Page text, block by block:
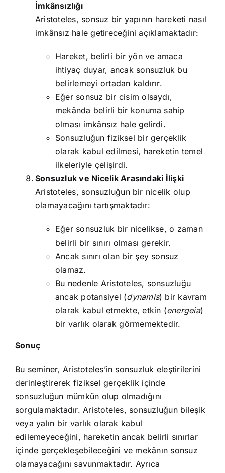
İmkânsızlığı
Aristoteles, sonsuz bir yapının hareketi nasıl
imkânsız hale getireceğini açıklamaktadır:
Hareket, belirli bir yön ve amaca
ihtiyaç duyar, ancak sonsuzluk bu
belirlemeyi ortadan kaldırır.
Eğer sonsuz bir cisim olsaydı,
mekânda belirli bir konuma sahip
olması imkânsız hale gelirdi.
Sonsuzluğun fiziksel bir gerçeklik
olarak kabul edilmesi, hareketin temel
ilkeleriyle çelişirdi.
Sonsuzluk ve Nicelik Arasındaki İlişki
Aristoteles, sonsuzluğun bir nicelik olup
olamayacağını tartışmaktadır:
Eğer sonsuzluk bir nicelikse, o zaman
belirli bir sınırı olması gerekir.
Ancak sınırı olan bir şey sonsuz
olamaz.
Bu nedenle Aristoteles, sonsuzluğu
ancak potansiyel (dynamis) bir kavram
olarak kabul etmekte, etkin (energeia)
bir varlık olarak görmemektedir.
Sonuç
Bu seminer, Aristoteles’in sonsuzluk eleştirilerini
derinleştirerek fiziksel gerçeklik içinde
sonsuzluğun mümkün olup olmadığını
sorgulamaktadır. Aristoteles, sonsuzluğun bileşik
veya yalın bir varlık olarak kabul
edilemeyeceğini, hareketin ancak belirli sınırlar
içinde gerçekleşebileceğini ve mekânın sonsuz
olamayacağını savunmaktadır. Ayrıca